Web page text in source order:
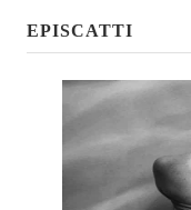
EPISCATTI